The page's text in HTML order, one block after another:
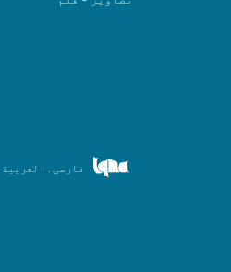
فارسی . العربیة